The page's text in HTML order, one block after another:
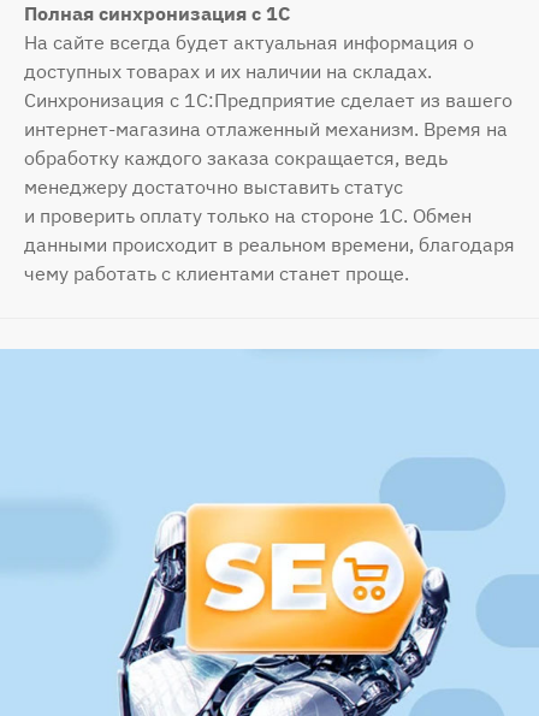
Полная синхронизация с 1С
На сайте всегда будет актуальная информация о
доступных товарах и их наличии на складах.
Синхронизация с 1С:Предприятие сделает из вашего
интернет-магазина отлаженный механизм. Время на
обработку каждого заказа сокращается, ведь
менеджеру достаточно выставить статус
и проверить оплату только на стороне 1С. Обмен
данными происходит в реальном времени, благодаря
чему работать с клиентами станет проще.